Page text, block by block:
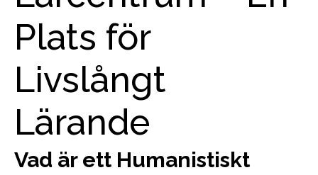
Plats för
Livslångt
Lärande
Vad är ett Humanistiskt